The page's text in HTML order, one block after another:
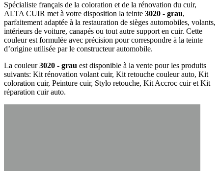
Spécialiste français de la coloration et de la rénovation du cuir,
ALTA CUIR met à votre disposition la teinte 3020 - grau,
parfaitement adaptée à la restauration de sièges automobiles, volants,
intérieurs de voiture, canapés ou tout autre support en cuir. Cette
couleur est formulée avec précision pour correspondre à la teinte
d’origine utilisée par le constructeur automobile.
La couleur3020 - grau est disponible à la vente pour les produits
suivants: Kit rénovation volant cuir, Kit retouche couleur auto, Kit
coloration cuir, Peinture cuir, Stylo retouche, Kit Accroc cuir et Kit
réparation cuir auto.